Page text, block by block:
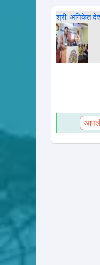
श्री. अनिकेत